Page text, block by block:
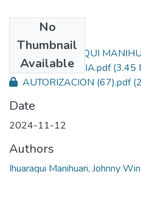
No
Thumbnail
Available
IHUARAQUI
TESIS - SICOLOGIA.pdf(3.45
AUTORIZACION (67).pdf
Date
2024-11-12
Authors
Ihuaraqui Manihuari, Johnny